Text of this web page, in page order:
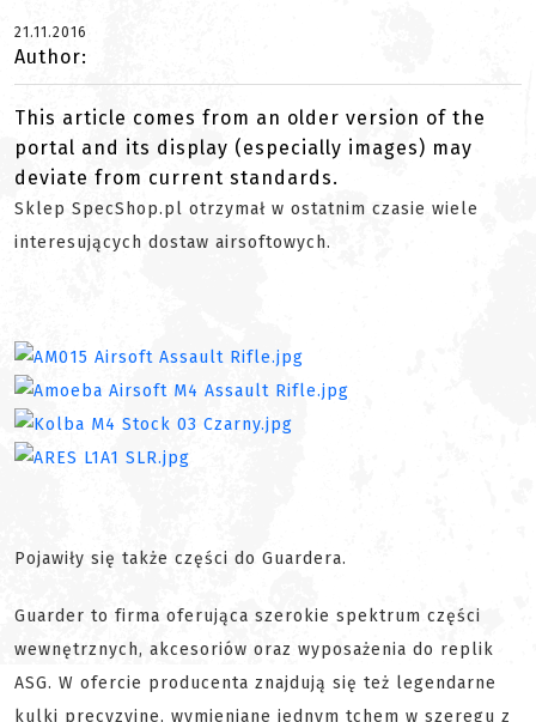
21.11.2016
Author:
This article comes from an older version of the
portal and its display (especially images) may
deviate from current standards.
Sklep SpecShop.pl otrzymał w ostatnim czasie wiele
interesujących dostaw airsoftowych.
Pojawiły się także części do Guardera.
Guarder to firma oferująca szerokie spektrum części
wewnętrznych, akcesoriów oraz wyposażenia do replik
ASG. W ofercie producenta znajdują się też legendarne
kulki precyzyjne, wymieniane jednym tchem w szeregu z